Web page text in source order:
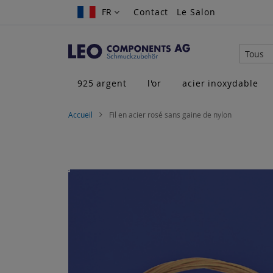
FR
FR Contact Le Salon
Tous
925 argent
l'or acier inoxydable
Accueil Fil en acier rosé sans gaine de nylon
the